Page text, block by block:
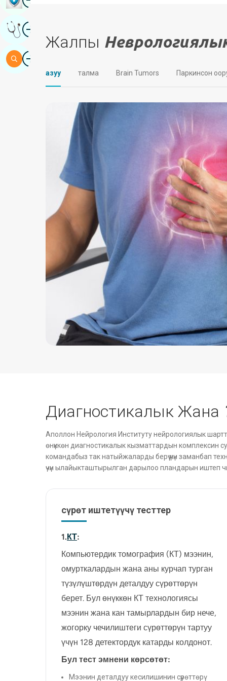
Жалпы
азуу талма Brain Tumors Паркинсон
Диагностикалык Жана
Аполлон Нейрология Институту нейрологиялык
өнүккөн диагностикалык кызматтардын
командабыз так натыйжаларды берүү үчүн заманбап
үчүн ылайыкташтырылган дарылоо пландарын иштеп
сүрөт иштетүүчү тесттер
1.КТ:
Компьютердик томография (КТ) мээнин,
омурткалардын жана аны курчап турган
түзүлүштөрдүн деталдуу сүрөттөрүн
берет. Бул өнүккөн КТ технологиясы
мээнин жана кан тамырлардын бир нече,
жогорку чечилиштеги сүрөттөрүн тартуу
үчүн 128 детектордук катарды колдонот.
Бул тест эмнени көрсөтөт:
Мээнин деталдуу кесилишинин сүрөттөрү
ImageЭксперттин Корутундусун Алыңыз
ImageИздөө